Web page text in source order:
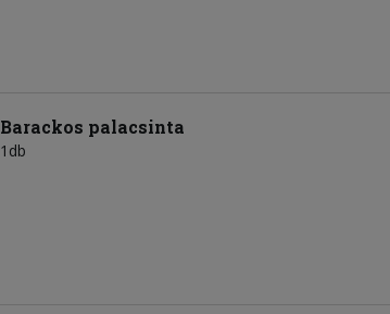
Barackos palacsinta
1db